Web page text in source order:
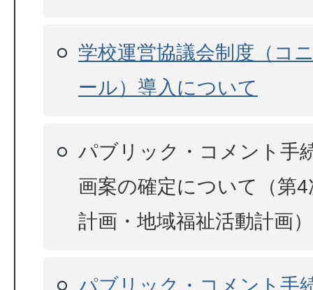
学校運営協議会制度（コ
ール）導入について
パブリック・コメント手
画案の確定について（第
計画・地域福祉活動計画）
パブリック・コメント手